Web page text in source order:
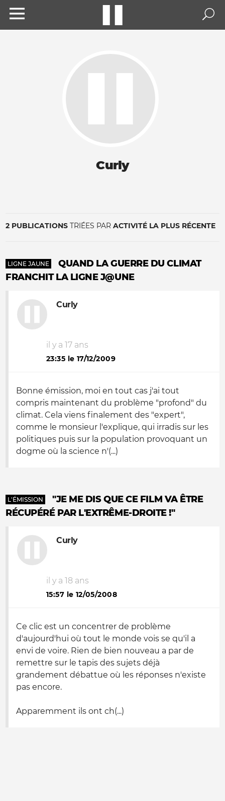
Curly
2 PUBLICATIONS TRIÉES PAR ACTIVITÉ LA PLUS RÉCENTE
LIGNE JAUNE
QUAND LA GUERRE DU CLIMAT
FRANCHIT LA LIGNE J@UNE
Curly
il y a 17 ans
23:35 le 17/12/2009
Bonne émission, moi en tout cas j'ai tout
compris maintenant du problème "profond" du
climat. Cela viens finalement des "expert",
comme le monsieur l'explique, qui irradis sur les
politiques puis sur la population provoquant un
dogme où la science n'(...)
L'ÉMISSION
"JE ME DIS QUE CE FILM VA ÊTRE
RÉCUPÉRÉ PAR L'EXTRÊME-DROITE !"
Curly
il y a 18 ans
15:57 le 12/05/2008
Ce clic est un concentrer de problème
d'aujourd'hui où tout le monde vois se qu'il a
envi de voire. Rien de bien nouveau a par de
remettre sur le tapis des sujets déjà
grandement débattue où les réponses n'existe
pas encore.
Apparemment ils ont ch(...)